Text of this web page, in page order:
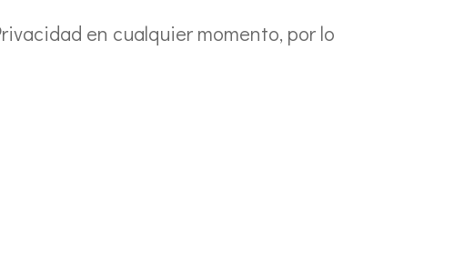
en cualquier momento, por lo